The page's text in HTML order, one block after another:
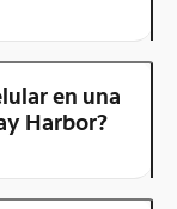
en una
Harbor?